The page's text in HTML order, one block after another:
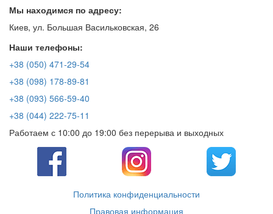
Мы находимся по адресу:
Киев, ул. Большая Васильковская, 26
Наши телефоны:
+38 (050) 471-29-54
+38 (098) 178-89-81
+38 (093) 566-59-40
+38 (044) 222-75-11
Работаем с 10:00 до 19:00 без перерыва и выходных
Политика конфиденциальности
Правовая информация